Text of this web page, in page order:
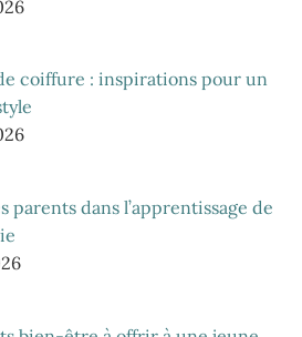
coiffure : inspirations pour un
parents dans l’apprentissage de